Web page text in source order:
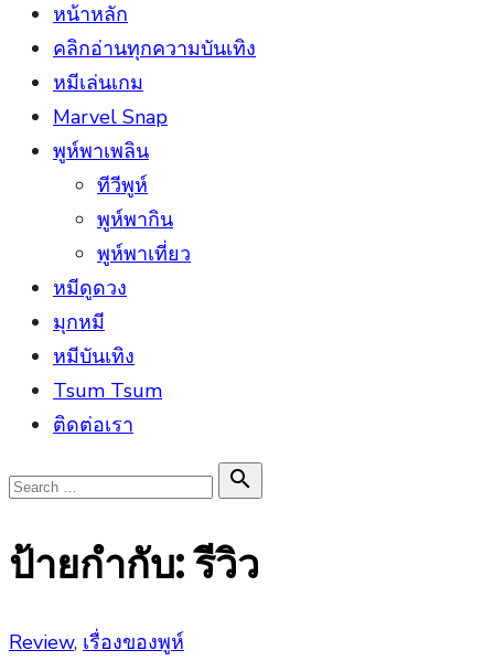
หน้าหลัก
คลิกอ่านทุกความบันเทิง
หมีเล่นเกม
Marvel Snap
พูห์พาเพลิน
ทีวีพูห์
พูห์พากิน
พูห์พาเที่ยว
หมีดูดวง
มุกหมี
หมีบันเทิง
Tsum Tsum
ติดต่อเรา
Search

Search
ป้ายกำกับ:รีวิว
Posted
Review, เรื่องของพูห์